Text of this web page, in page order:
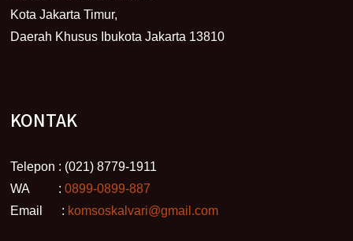
Kota Jakarta Timur,
Daerah Khusus Ibukota Jakarta 13810
KONTAK
Telepon : (021) 8779-1911
WA :0899-0899-887
Email : komsoskalvari@gmail.com